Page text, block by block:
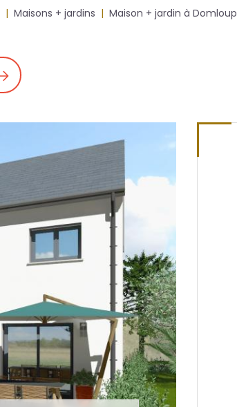
Maisons + jardins Maison + jardin à Domloup